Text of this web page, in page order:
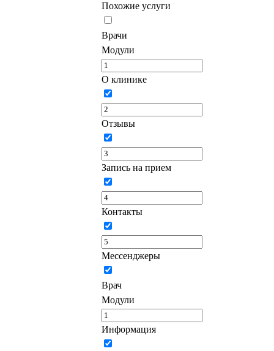
Похожие услуги
Врачи
Модули
О клинике
Отзывы
Запись на прием
Контакты
Мессенджеры
Врач
Модули
Информация